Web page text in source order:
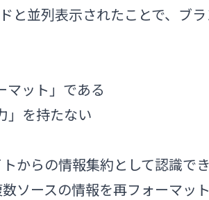
と並列表示されたことで、ブ
マット」である
」を持たない
からの情報集約として認識で
ソースの情報を再フォーマッ